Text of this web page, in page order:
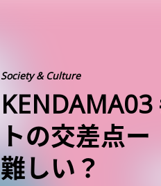
Society & Culture
トの交差点
難しい？